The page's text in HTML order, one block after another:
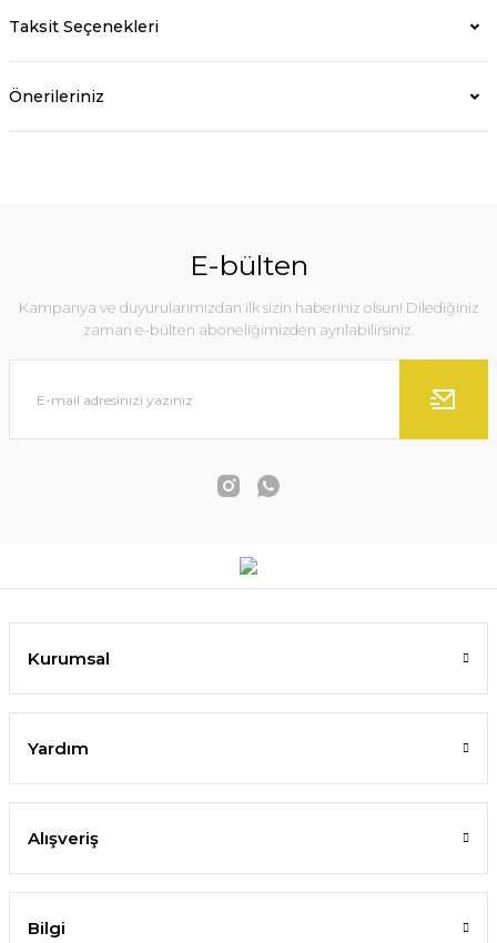
Taksit Seçenekleri
Önerileriniz
E-bülten
Kampanya ve duyurularımızdan ilk sizin haberiniz olsun! Dilediğiniz
zaman e-bülten aboneliğimizden ayrılabilirsiniz.
Kurumsal
Yardım
Alışveriş
Bilgi